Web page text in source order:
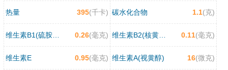
热量 395(千卡) 碳水化合物 1.1(克)
维生素B1(硫胺素) 0.26(毫克) 维生素B2(核黄素) 0.11(毫克)
维生素E 0.95(毫克) 维生素A(视黄醇) 16(微克)